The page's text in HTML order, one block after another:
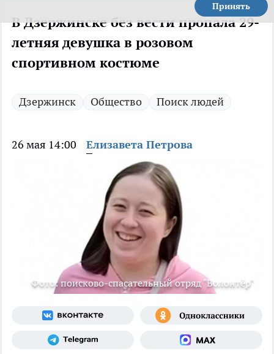
Принять
В Дзержинске без вести пропала 29-
летняя девушка в розовом
спортивном костюме
Дзержинск Общество Поиск людей
26 мая 14:00 Елизавета Петрова
Фото: поисково-спасательный отряд "Волонтёр"